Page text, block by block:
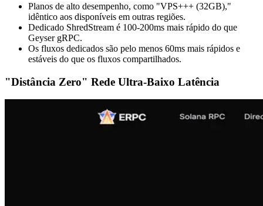
Planos de alto desempenho, como "VPS+++ (32GB),"
idêntico aos disponíveis em outras regiões.
Dedicado ShredStream é 100-200ms mais rápido do que
Geyser gRPC.
Os fluxos dedicados são pelo menos 60ms mais rápidos e
estáveis do que os fluxos compartilhados.
"Distância Zero" Rede Ultra-Baixo Latência